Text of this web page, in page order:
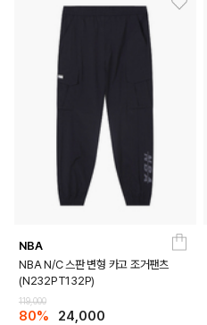
NBA
NBA N/C 스판 변형 카고 조거팬츠
(N232PT132P)
119,000
80% 24,000